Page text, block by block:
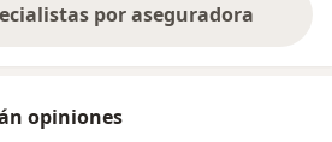
por aseguradora
opiniones